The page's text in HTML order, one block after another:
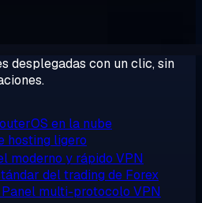
desplegadas con un clic, sin
en la nube
hosting ligero
moderno y rápido VPN
del trading de Forex
Panel multi-protocolo VPN